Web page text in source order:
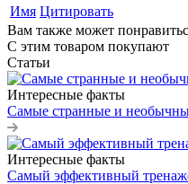
Имя Цитировать
Вам также может
С этим товаром покупают
Статьи
Интересные факты
Самые странные и
Интересные факты
Самый эффективный